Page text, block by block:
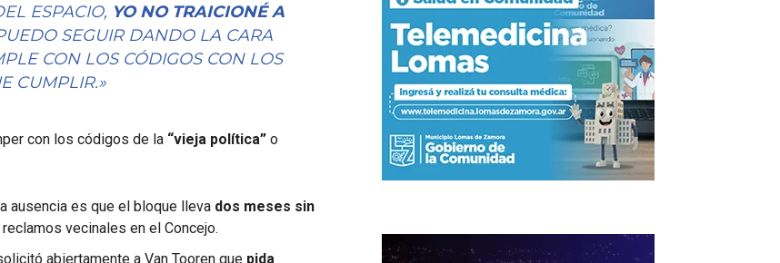
ESPACIO, YO NO TRAICIONÉ A
SEGUIR DANDO LA CARA
CON LOS CÓDIGOS CON LOS
CUMPLIR.»
con los códigos de la “vieja política” o
ausencia es que el bloque lleva dos meses sin
vecinales en el Concejo.
abiertamente a Van Tooren que pida